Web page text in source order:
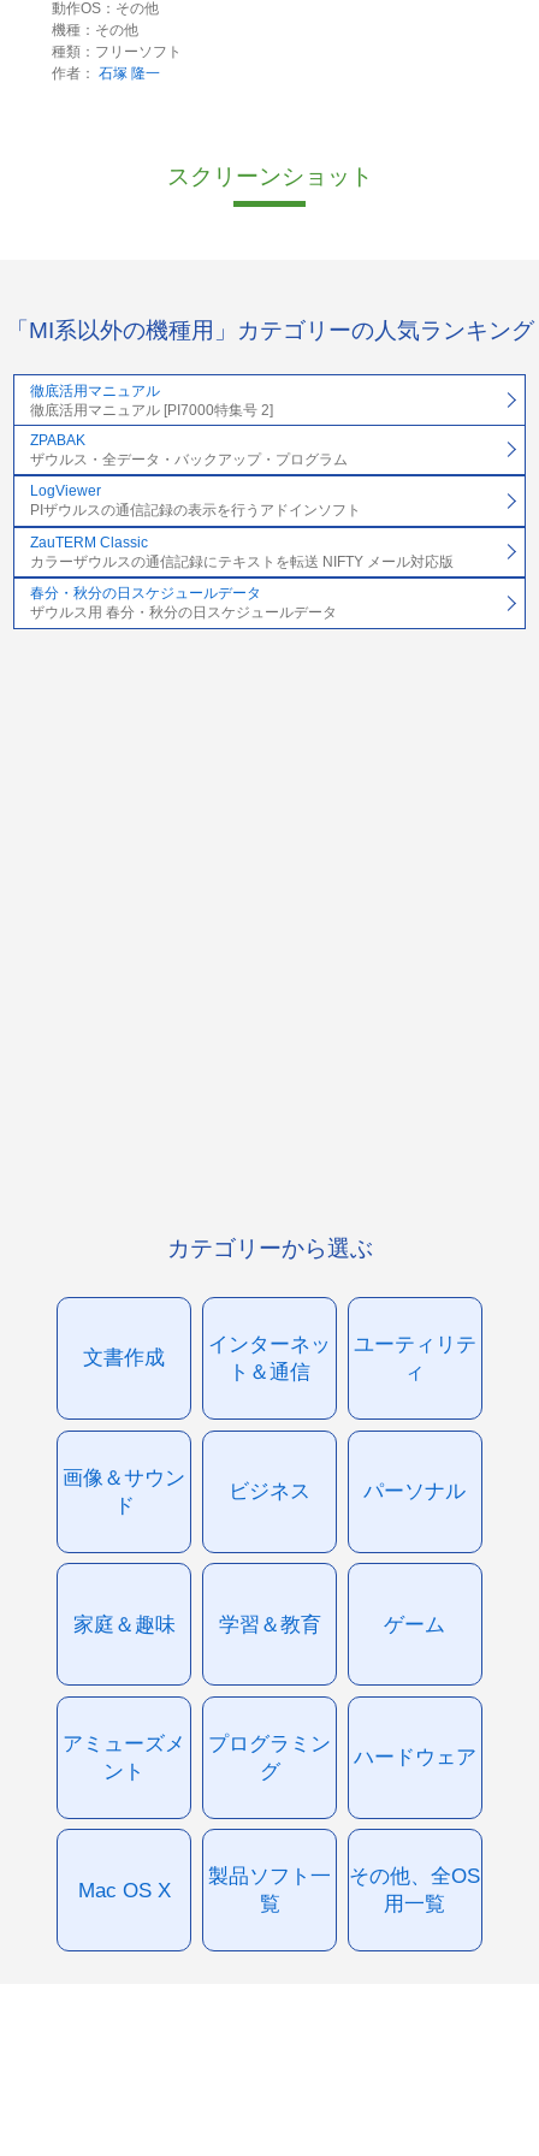
動作OS：その他
機種：その他
種類：フリーソフト
作者： 石塚 隆一
スクリーンショット
「MI系以外の機種用」カテゴリーの人気ランキング
徹底活用マニュアル
徹底活用マニュアル [PI7000特集号 2]
ZPABAK
ザウルス・全データ・バックアップ・プログラム
LogViewer
PIザウルスの通信記録の表示を行うアドインソフト
ZauTERM Classic
カラーザウルスの通信記録にテキストを転送 NIFTY メール対応版
春分・秋分の日スケジュールデータ
ザウルス用 春分・秋分の日スケジュールデータ
カテゴリーから選ぶ
文書作成
インターネッ
ト＆通信
ユーティリテ
ィ
画像＆サウン
ド
ビジネス パーソナル
家庭＆趣味 学習＆教育 ゲーム
アミューズメ
ント
プログラミン
グ
ハードウェア
Mac OS X
製品ソフト一
覧
その他、全OS
用一覧